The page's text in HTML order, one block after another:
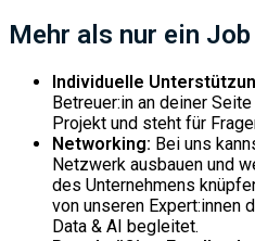
Mehr als nur ein Job
Individuelle
Betreuer:in an deiner
Projekt und steht für
Networking: Bei uns
Netzwerk ausbauen und
des Unternehmens
von unseren Expert:innen
Data & AI begleitet.